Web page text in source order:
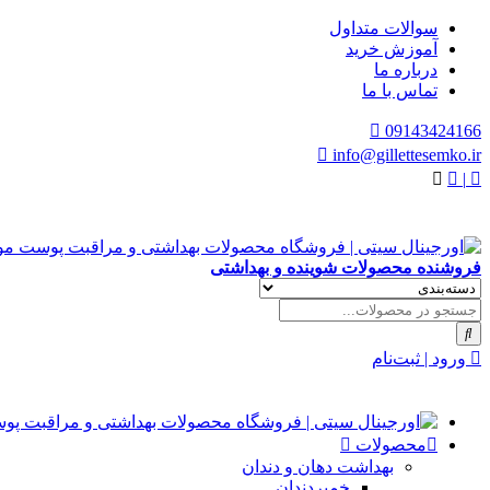
سوالات متداول
آموزش خرید
درباره ما
تماس با ما
09143424166
info@gillettesemko.ir
|
فروشنده محصولات شوینده و بهداشتی
ورود | ثبت‌نام
محصولات
بهداشت دهان و دندان